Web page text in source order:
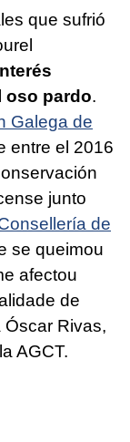
que sufrió
oso pardo.
Galega de
entre el 2016
junto
de
se queimou
afectou
de
Óscar Rivas,
AGCT.